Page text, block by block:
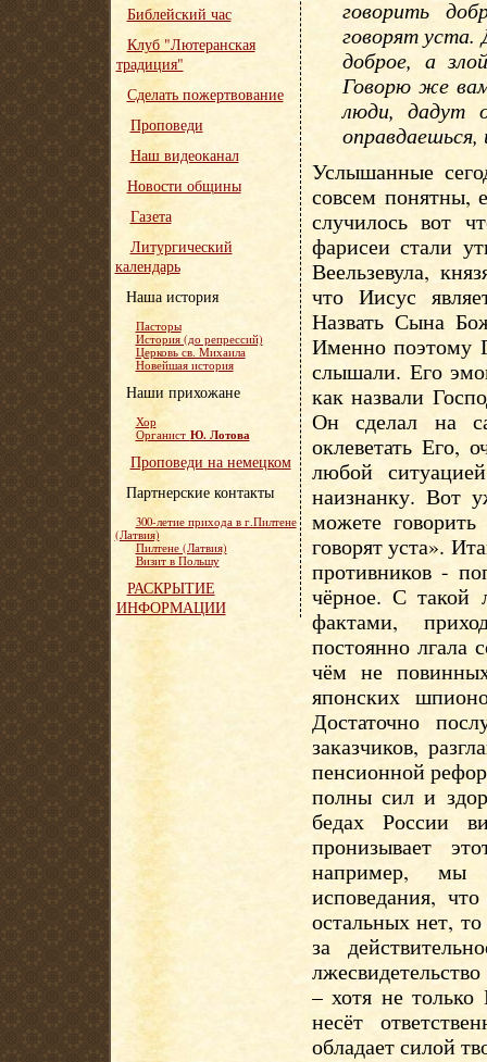
говорить
говорят уста.
доброе, а
Говорю же
люди, дадут
оправдаешься,
Услышанные
совсем понятны,
случилось вот
фарисеи стали
Веельзевула,
что Иисус
Назвать Сына
Именно поэтому
слышали. Его
как назвали
Он сделал на
оклеветать Его,
любой
наизнанку. Вот
можете
говорят уста».
противников -
чёрное. С такой
фактами,
постоянно лгала
чём не
японских
Достаточно
заказчиков,
пенсионной
полны сил и
бедах России
пронизывает
например, мы
исповедания,
остальных нет,
за
– хотя не
несёт
обладает силой
Библейский час
Клуб "Лютеранская
традиция"
Сделать пожертвование
Проповеди
Наш видеоканал
Новости общины
Газета
Литургический
календарь
Наша история
Пасторы
История (до репрессий)
Церковь св. Михаила
Новейшая история
Наши прихожане
Хор
Органист Ю. Лотова
Проповеди на немецком
Партнерские контакты
300-летие прихода в г.Пилтене
(Латвия)
Пилтене (Латвия)
Визит в Польшу
РАСКРЫТИЕ
ИНФОРМАЦИИ